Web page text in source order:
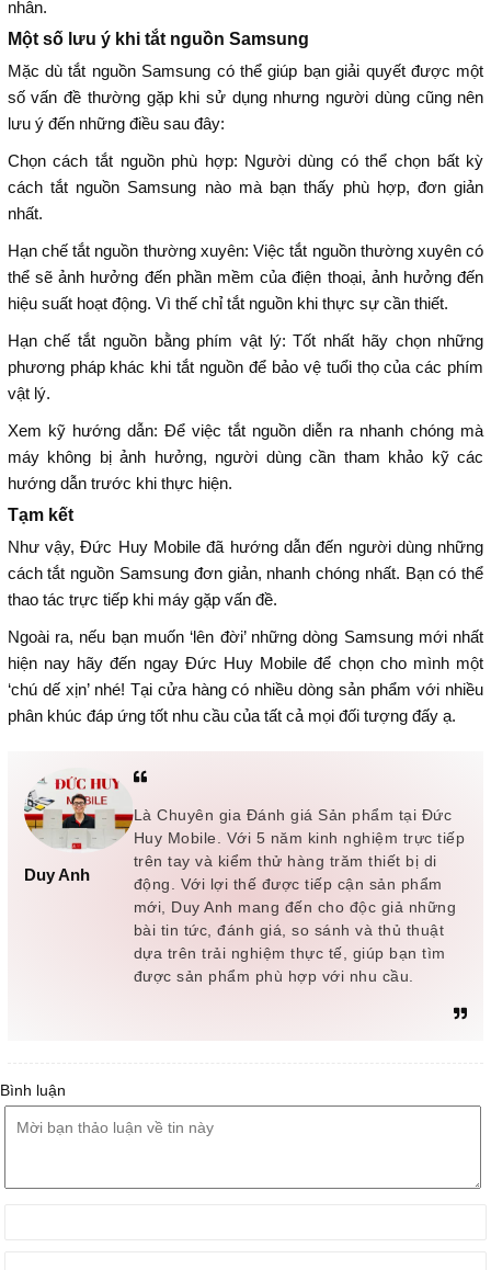
nhân.
Một số lưu ý khi tắt nguồn Samsung
Mặc dù tắt nguồn Samsung có thể giúp bạn giải quyết được một
số vấn đề thường gặp khi sử dụng nhưng người dùng cũng nên
lưu ý đến những điều sau đây:
Chọn cách tắt nguồn phù hợp: Người dùng có thể chọn bất kỳ
cách tắt nguồn Samsung nào mà bạn thấy phù hợp, đơn giản
nhất.
Hạn chế tắt nguồn thường xuyên: Việc tắt nguồn thường xuyên có
thể sẽ ảnh hưởng đến phần mềm của điện thoại, ảnh hưởng đến
hiệu suất hoạt động. Vì thế chỉ tắt nguồn khi thực sự cần thiết.
Hạn chế tắt nguồn bằng phím vật lý: Tốt nhất hãy chọn những
phương pháp khác khi tắt nguồn để bảo vệ tuổi thọ của các phím
vật lý.
Xem kỹ hướng dẫn: Để việc tắt nguồn diễn ra nhanh chóng mà
máy không bị ảnh hưởng, người dùng cần tham khảo kỹ các
hướng dẫn trước khi thực hiện.
Tạm kết
Như vậy, Đức Huy Mobile đã hướng dẫn đến người dùng những
cách tắt nguồn Samsung đơn giản, nhanh chóng nhất. Bạn có thể
thao tác trực tiếp khi máy gặp vấn đề.
Ngoài ra, nếu bạn muốn ‘lên đời’ những dòng Samsung mới nhất
hiện nay hãy đến ngay Đức Huy Mobile để chọn cho mình một
‘chú dế xịn’ nhé! Tại cửa hàng có nhiều dòng sản phẩm với nhiều
phân khúc đáp ứng tốt nhu cầu của tất cả mọi đối tượng đấy ạ.
Duy Anh
Là Chuyên gia Đánh giá Sản phẩm tại Đức
Huy Mobile. Với 5 năm kinh nghiệm trực tiếp
trên tay và kiểm thử hàng trăm thiết bị di
động. Với lợi thế được tiếp cận sản phẩm
mới, Duy Anh mang đến cho độc giả những
bài tin tức, đánh giá, so sánh và thủ thuật
dựa trên trải nghiệm thực tế, giúp bạn tìm
được sản phẩm phù hợp với nhu cầu.
Bình luận